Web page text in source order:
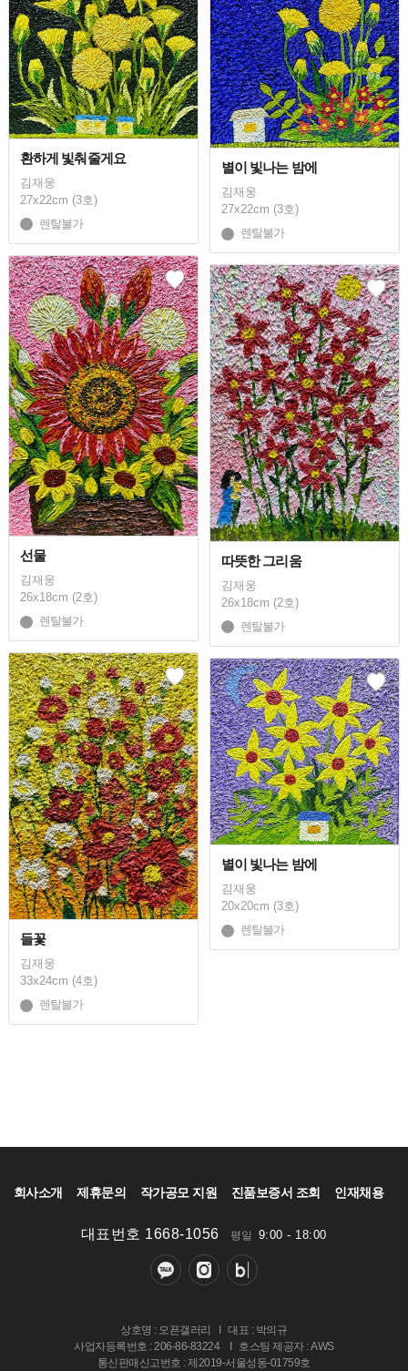
환하게 빛춰줄게요
김재웅
27x22cm (3호)
렌탈불가
별이 빛나는 밤에
김재웅
27x22cm (3호)
렌탈불가
선물
김재웅
26x18cm (2호)
렌탈불가
따뜻한 그리움
김재웅
26x18cm (2호)
렌탈불가
들꽃
김재웅
33x24cm (4호)
렌탈불가
별이 빛나는 밤에
김재웅
20x20cm (3호)
렌탈불가
회사소개 제휴문의 작가공모 지원 진품보증서 조회 인재채용
대표번호 1668-1056 평일 9:00 - 18:00
상호명 : 오픈갤러리
대표 : 박의규
사업자등록번호 : 206-86-83224
호스팅 제공자 : AWS
통신판매신고번호 : 제2019-서울성동-01759호